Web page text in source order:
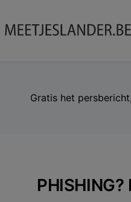
Gratis het
PHISHING?